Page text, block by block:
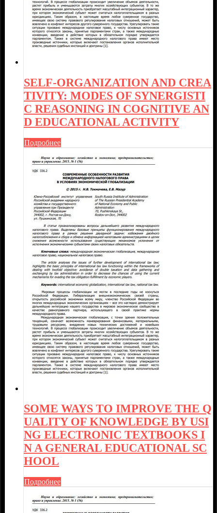
SELF-ORGANIZATION AND CREA
TIVITY: MODES OF SYNERGISTI
C REASONING IN COGNITIVE AN
D EDUCATIONAL ACTIVITY
Подробнее
SOME WAYS TO IMPROVE THE Q
UALITY OF KNOWLEDGE BY USI
NG ELECTRONIC TEXTBOOKS I
N A GENERAL EDUCATIONAL SC
HOOL
Подробнее